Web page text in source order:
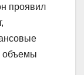
проявил
объемы